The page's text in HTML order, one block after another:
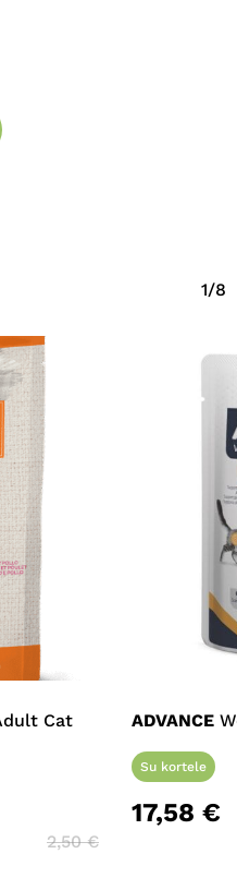
1/8
Cat
2,50€
ADVANCE
Su kortele
17,58 €